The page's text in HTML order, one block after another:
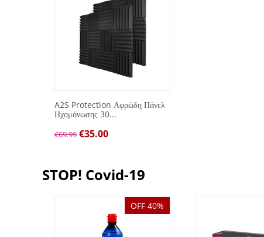
A2S Protection Αφρώδη Πάνελ
Ηχομόνωσης 30...
€69.99 €35.00
STOP! Covid-19
OFF 40%